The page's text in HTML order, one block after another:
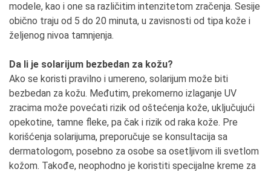
modele, kao i one sa različitim intenzitetom zračenja. Sesije
obično traju od 5 do 20 minuta, u zavisnosti od tipa kože i
željenog nivoa tamnjenja.
Da li je solarijum bezbedan za kožu?
Ako se koristi pravilno i umereno, solarijum može biti
bezbedan za kožu. Međutim, prekomerno izlaganje UV
zracima može povećati rizik od oštećenja kože, uključujući
opekotine, tamne fleke, pa čak i rizik od raka kože. Pre
korišćenja solarijuma, preporučuje se konsultacija sa
dermatologom, posebno za osobe sa osetljivom ili svetlom
kožom. Takođe, neophodno je koristiti specijalne kreme za